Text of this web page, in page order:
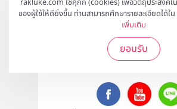
rakluke.com ใช้คุกกี้ (cookies) เพื่อวัตถุประสงค์
ของผู้ใช้ให้ดียิ่งขึ้น ท่านสามารถศึกษารายละเอียดได้ใน
เพิ่มเติม
ยอมรับ
ติดตามเราได้ที่